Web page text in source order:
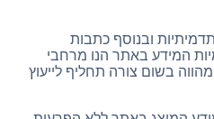
ובנוסף כתבות
המידע באתר הנו מרחבי
בשום צורה תחליף לייעוץ